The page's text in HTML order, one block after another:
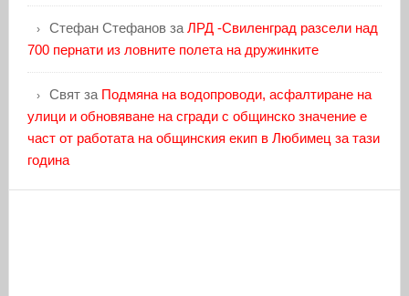
Стефан Стефановза ЛРД -Свиленград разсели над
700 пернати из ловните полета на дружинките
Святза Подмяна на водопроводи, асфалтиране на
улици и обновяване на сгради с общинско значение е
част от работата на общинския екип в Любимец за тази
година